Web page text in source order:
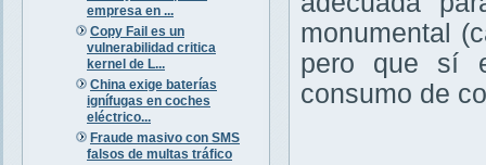
empresa en ...
Copy Fail es un
vulnerabilidad critica
kernel de L...
China exige baterías
ignífugas en coches
eléctrico...
Fraude masivo con SMS
falsos de multas tráfico
monumental
pero que sí
consumo de